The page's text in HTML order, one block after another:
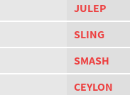
JULEP
SLING
SMASH
CEYLON